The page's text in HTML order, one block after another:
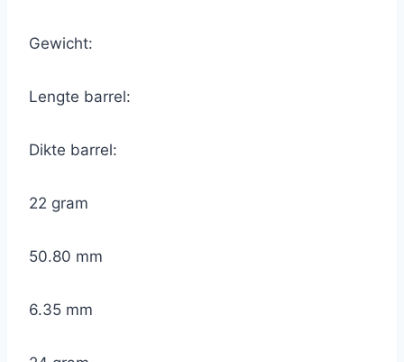
Gewicht:
Lengte barrel:
Dikte barrel:
22 gram
50.80 mm
6.35 mm